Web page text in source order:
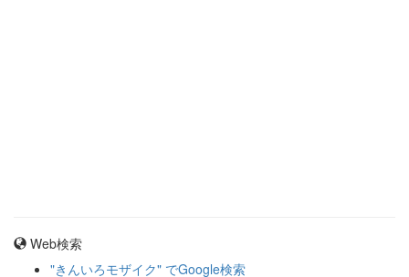
Web検索
"きんいろモザイク" でGoogle検索